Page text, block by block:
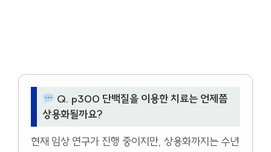
Q. p300 단백질을 이용한 치료는 언제쯤
상용화될까요?
현재 임상 연구가 진행 중이지만, 상용화까지는 수년